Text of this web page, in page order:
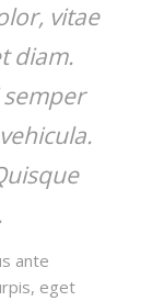
vitae
diam.
ante
eget